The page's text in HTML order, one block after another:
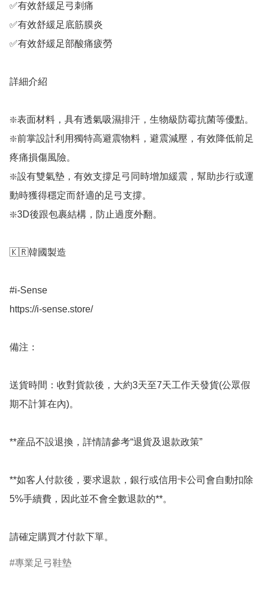
✅有效舒緩足弓刺痛
✅有效舒緩足底筋膜炎
✅有效舒緩足部酸痛疲勞
詳細介紹
❇️表面材料，具有透氣吸濕排汗，生物級防霉抗菌等優點。
❇️前掌設計利用獨特高避震物料，避震減壓，有效降低前足
疼痛損傷風險。
❇️設有雙氣墊，有效支撐足弓同時增加緩震，幫助步行或運
動時獲得穩定而舒適的足弓支撐。
❇️3D後跟包裹結構，防止過度外翻。
🇰🇷韓國製造
#i-Sense
https://i-sense.store/
備注：
送貨時間：收對貨款後，大約3天至7天工作天發貨(公眾假
期不計算在內)。
**産品不設退換，詳情請參考“退貨及退款政策”
**如客人付款後，要求退款，銀行或信用卡公司會自動扣除
5%手續費，因此並不會全數退款的**。
請確定購買才付款下單。
專業足弓鞋墊